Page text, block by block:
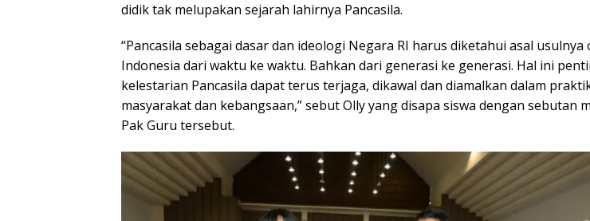
didik tak melupakan sejarah lahirnya Pancasila.
“Pancasila sebagai dasar dan ideologi Negara RI harus diketahui asal usulnya
Indonesia dari waktu ke waktu. Bahkan dari generasi ke generasi. Hal ini
kelestarian Pancasila dapat terus terjaga, dikawal dan diamalkan dalam
masyarakat dan kebangsaan,” sebut Olly yang disapa siswa dengan sebutan
Pak Guru tersebut.